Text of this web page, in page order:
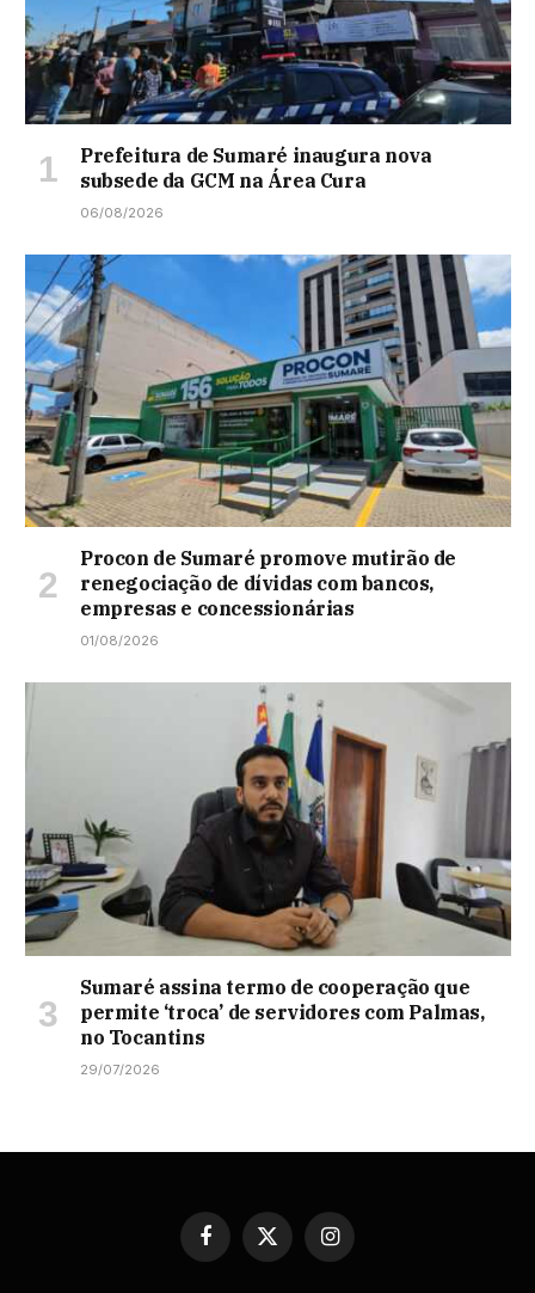
Prefeitura de Sumaré inaugura nova
subsede da GCM na Área Cura
06/08/2026
Procon de Sumaré promove mutirão de
renegociação de dívidas com bancos,
empresas e concessionárias
01/08/2026
Sumaré assina termo de cooperação que
permite ‘troca’ de servidores com Palmas,
no Tocantins
29/07/2026
Facebook
X
Instagram